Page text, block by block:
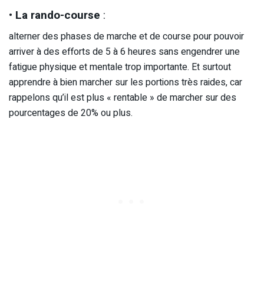
• La rando-course :
alterner des phases de marche et de course pour pouvoir
arriver à des efforts de 5 à 6 heures sans engendrer une
fatigue physique et mentale trop importante. Et surtout
apprendre à bien marcher sur les portions très raides, car
rappelons qu’il est plus « rentable » de marcher sur des
pourcentages de 20% ou plus.